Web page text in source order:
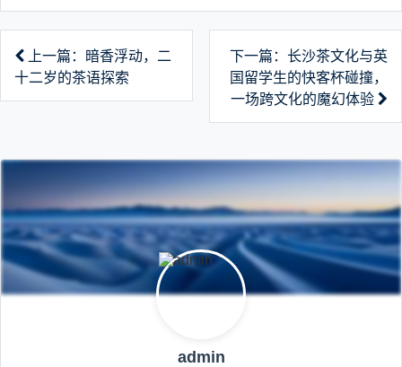
上一篇：暗香浮动，二
十二岁的茶语探索
下一篇：长沙茶文化与英
国留学生的快客杯碰撞，
一场跨文化的魔幻体验
admin